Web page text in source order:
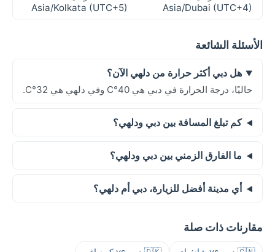
Asia/Dubai (UTC+4)
Asia/Kolkata (UTC+5)
الأسئلة الشائعة
هل دبي أكثر حرارة من دلهي الآن؟
حاليًا، درجة الحرارة في دبي هي 40°C وفي دلهي هي 32°C.
كم تبلغ المسافة بين دبي ودلهي؟
ما الفارق الزمني بين دبي ودلهي؟
أي مدينة أفضل للزيارة، دبي أم دلهي؟
مقارنات ذات صلة